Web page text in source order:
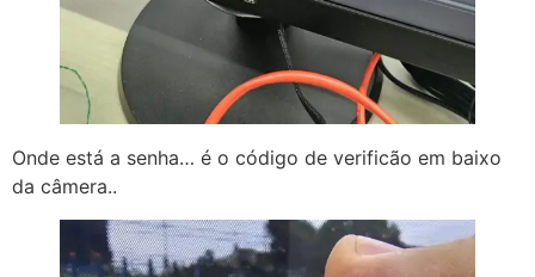
Onde está a senha… é o código de verificão em baixo
da câmera..